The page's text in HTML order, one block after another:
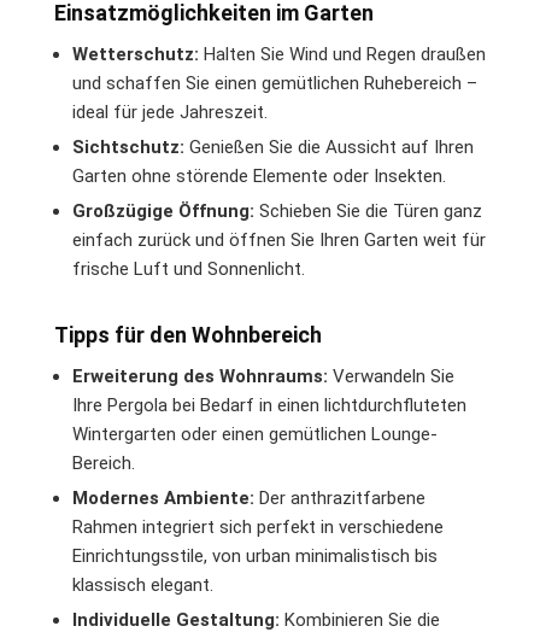
Einsatzmöglichkeiten im Garten
Wetterschutz: Halten Sie Wind und Regen draußen
und schaffen Sie einen gemütlichen Ruhebereich –
ideal für jede Jahreszeit.
Sichtschutz: Genießen Sie die Aussicht auf Ihren
Garten ohne störende Elemente oder Insekten.
Großzügige Öffnung: Schieben Sie die Türen ganz
einfach zurück und öffnen Sie Ihren Garten weit für
frische Luft und Sonnenlicht.
Tipps für den Wohnbereich
Erweiterung des Wohnraums: Verwandeln Sie
Ihre Pergola bei Bedarf in einen lichtdurchfluteten
Wintergarten oder einen gemütlichen Lounge-
Bereich.
Modernes Ambiente: Der anthrazitfarbene
Rahmen integriert sich perfekt in verschiedene
Einrichtungsstile, von urban minimalistisch bis
klassisch elegant.
Individuelle Gestaltung: Kombinieren Sie die